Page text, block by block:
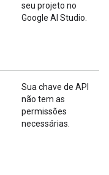
seu projeto no
Google AI Studio.
Sua chave de API
não tem as
permissões
necessárias.